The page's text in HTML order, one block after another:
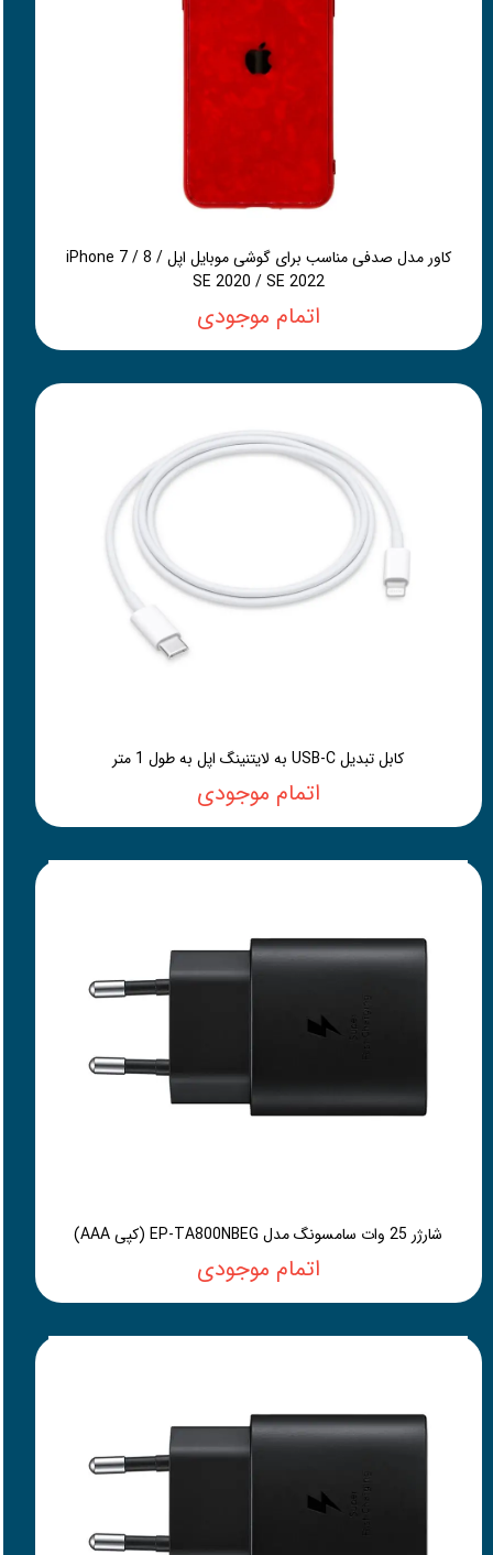
کاور مدل صدفی مناسب برای گوشی موبایل اپل iPhone 7 / 8 /
SE 2020 / SE 2022
اتمام موجودی
کابل تبدیل USB-C به لایتنینگ اپل به طول 1 متر
اتمام موجودی
شارژر 25 وات سامسونگ مدل EP-TA800NBEG (کپی AAA)
اتمام موجودی